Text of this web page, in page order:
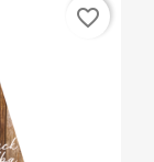
favorite_border